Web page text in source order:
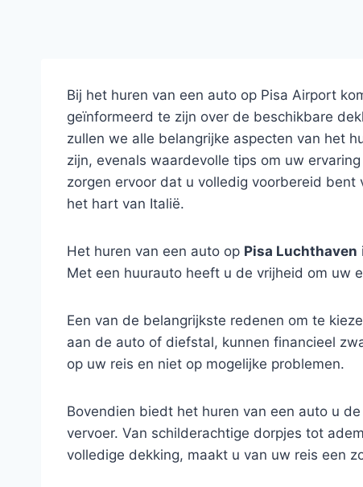
Bij het huren van een auto op Pisa Airport
geïnformeerd te zijn over de beschikbare
zullen we alle belangrijke aspecten van het
zijn, evenals waardevolle tips om uw
zorgen ervoor dat u volledig voorbereid bent
het hart van Italië.
Het huren van een auto op Pisa Luchthaven
Met een huurauto heeft u de vrijheid om uw
Een van de belangrijkste redenen om te
aan de auto of diefstal, kunnen financieel
op uw reis en niet op mogelijke problemen.
Bovendien biedt het huren van een auto u
vervoer. Van schilderachtige dorpjes tot
volledige dekking, maakt u van uw reis een